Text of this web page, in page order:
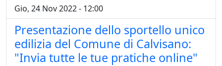
Gio, 24 Nov 2022 - 12:00
Presentazione dello sportello unico
edilizia del Comune di Calvisano:
"Invia tutte le tue pratiche online"